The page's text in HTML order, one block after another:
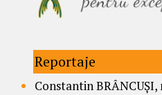
Reportaje
Constantin